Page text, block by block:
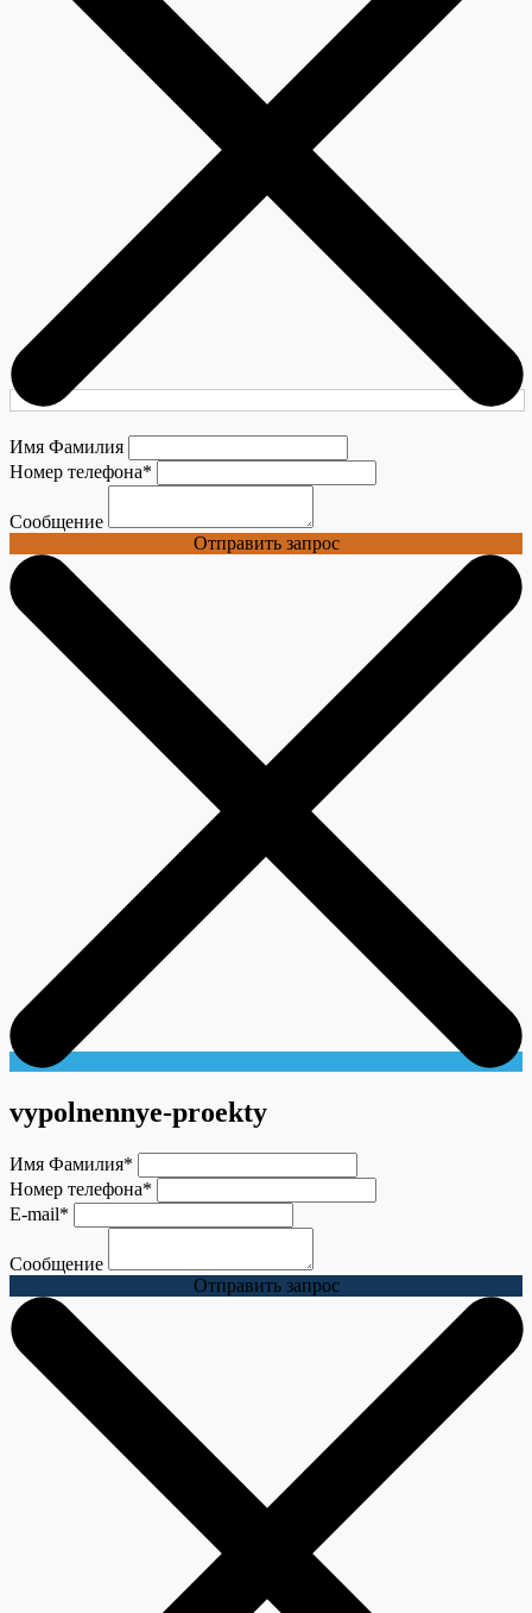
Имя Фамилия
Номер телефона*
Сообщение
Отправить запрос
vypolnennye-proekty
Имя Фамилия*
Номер телефона*
E-mail*
Сообщение
Отправить запрос